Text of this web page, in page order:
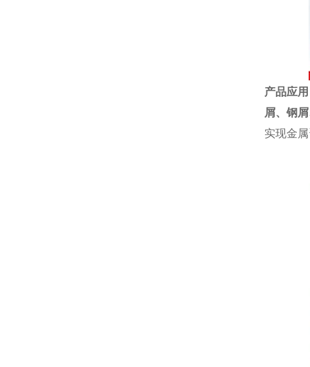
产品应
屑、 钢屑
实现金